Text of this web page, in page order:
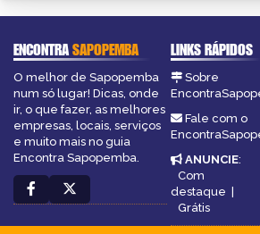
ENCONTRASAPOPEMBA
O melhor de Sapopemba
num só lugar! Dicas, onde
ir, o que fazer, as melhores
empresas, locais, serviços
e muito mais no guia
Encontra Sapopemba.
LINKS RÁPIDOS
Sobre
Fale com o
ANUNCIE:
Com
destaque |
Grátis